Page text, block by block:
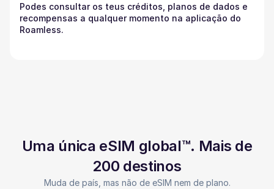
Podes consultar os teus créditos, planos de dados e
recompensas a qualquer momento na aplicação do
Roamless.
Uma única eSIM global™. Mais de
200 destinos
Muda de país, mas não de eSIM nem de plano.